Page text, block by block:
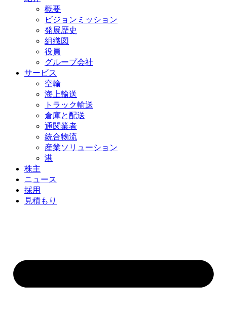
概要
ビジョンミッション
発展歴史
組織図
役員
グループ会社
サービス
空輸
海上輸送
トラック輸送
倉庫と配送
通関業者
統合物流
産業ソリューション
港
株主
ニュース
採用
見積もり